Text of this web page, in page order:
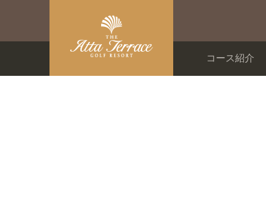
コース紹介